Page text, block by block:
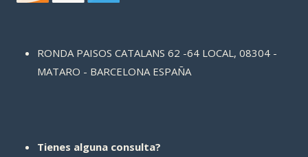
RONDA PAISOS CATALANS 62 -64 LOCAL, 08304 -
MATARO - BARCELONA ESPAÑA
Tienes alguna consulta?